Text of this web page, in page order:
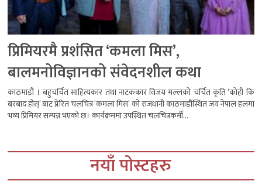
प्रिमियरमै प्रशंसित ‘कमला मिस’,
बालमनोविज्ञानको संवेदनशील कथा
काठमाडौं । बहुचर्चित साहित्यकार तथा नाटककार विजय मल्लको चर्चित कृति ‘कोही कि
बरबाद होस्’ बाट प्रेरित चलचित्र ‘कमला मिस’ को राजधानी काठमाडौंस्थित जय नेपाल हलमा
भव्य प्रिमियर सम्पन्न भएको छ। कार्यक्रममा उपस्थित चलचित्रकर्मी...
नयाँ पोस्टहरु